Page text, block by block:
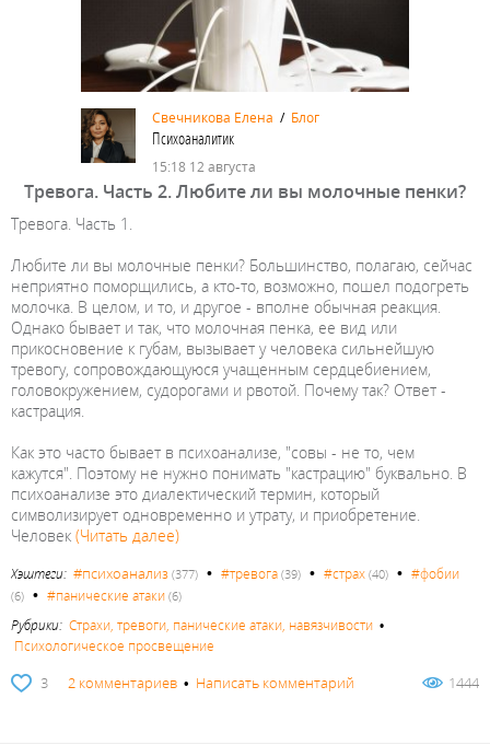
Свечникова Елена / Блог
Психоаналитик
15:18 12 августа
Тревога. Часть 2. Любите ли вы молочные пенки?
Тревога. Часть 1.
Любите ли вы молочные пенки? Большинство, полагаю, сейчас
неприятно поморщились, а кто-то, возможно, пошел подогреть
молочка. В целом, и то, и другое - вполне обычная реакция.
Однако бывает и так, что молочная пенка, ее вид или
прикосновение к губам, вызывает у человека сильнейшую
тревогу, сопровождающуюся учащенным сердцебиением,
головокружением, судорогами и рвотой. Почему так? Ответ -
кастрация.
Как это часто бывает в психоанализе, "совы - не то, чем
кажутся". Поэтому не нужно понимать "кастрацию" буквально. В
психоанализе это диалектический термин, который
символизирует одновременно и утрату, и приобретение.
Человек (Читать далее)
Хэштеги: #психоанализ (377) • #тревога (39) • #страх (40) • #фобии
(6) • #панические атаки (6)
Рубрики: Страхи, тревоги, панические атаки, навязчивости •
Психологическое просвещение
3 2 комментариев • Написать комментарий 1444